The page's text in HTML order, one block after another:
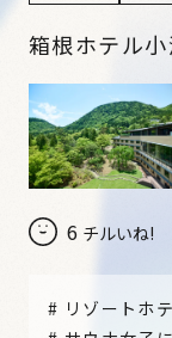
箱根ホテル小
6 チルいね!
# リゾートホ